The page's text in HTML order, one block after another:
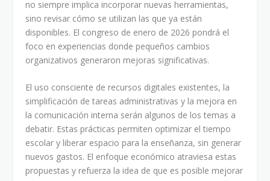
no siempre implica incorporar nuevas herramientas,
sino revisar cómo se utilizan las que ya están
disponibles. El congreso de enero de 2026 pondrá el
foco en experiencias donde pequeños cambios
organizativos generaron mejoras significativas.
El uso consciente de recursos digitales existentes, la
simplificación de tareas administrativas y la mejora en
la comunicación interna serán algunos de los temas a
debatir. Estas prácticas permiten optimizar el tiempo
escolar y liberar espacio para la enseñanza, sin generar
nuevos gastos. El enfoque económico atraviesa estas
propuestas y refuerza la idea de que es posible mejorar